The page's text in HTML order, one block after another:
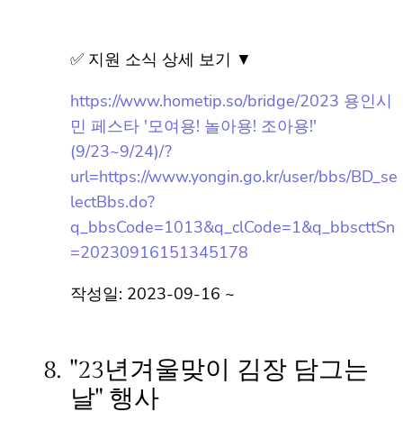
✅ 지원 소식 상세 보기 ▼
https://www.hometip.so/bridge/2023 용인
시민 페스타 '모여용! 놀아용! 조아용!'
(9/23~9/24)/?
url=https://www.yongin.go.kr/user/bbs/BD_
selectBbs.do?
q_bbsCode=1013&q_clCode=1&q_bbsctt
Sn=20230916151345178
"23년겨울맞이 김장 담그는